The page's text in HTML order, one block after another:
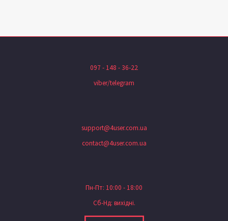
097 - 148 - 36-22
viber/telegram
support@4user.com.ua
contact@4user.com.ua
Пн-Пт: 10:00 - 18:00
Сб-Нд: вихідні.